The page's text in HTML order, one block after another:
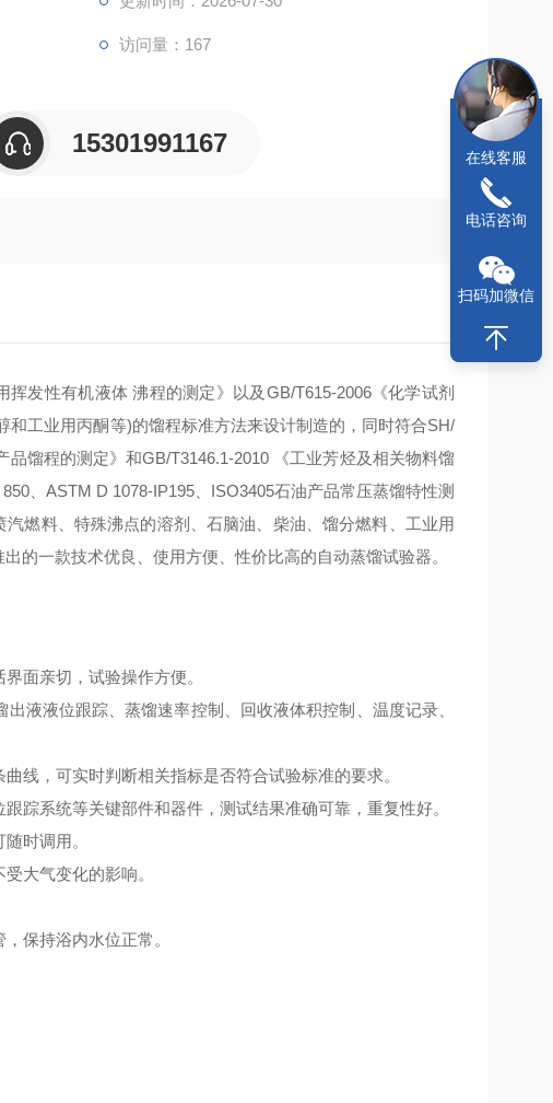
访问量：167
15301991167
发性有机液体 沸程的测定》以及GB/T615-2006《化学试剂
工业用丙酮等)的馏程标准方法来设计制造的，同时符合SH/
馏程的测定》和GB/T3146.1-2010 《工业芳烃及相关物料馏
、ASTM D 1078-IP195、ISO3405石油产品常压蒸馏特性测
燃料、特殊沸点的溶剂、石脑油、柴油、馏分燃料、工业用
的一款技术优良、使用方便、性价比高的自动蒸馏试验器。
面亲切，试验操作方便。
液液位跟踪、蒸馏速率控制、回收液体积控制、温度记录、
线，可实时判断相关指标是否符合试验标准的要求。
踪系统等关键部件和器件，测试结果准确可靠，重复性好。
时调用。
大气变化的影响。
保持浴内水位正常。
在线客服
电话咨询
扫码加微信